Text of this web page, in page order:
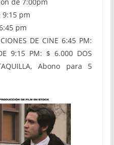
de 7:00pm
9:15 pm
pm
DE CINE 6:45 PM:
9:15 PM: $ 6.000 DOS
Abono para 5